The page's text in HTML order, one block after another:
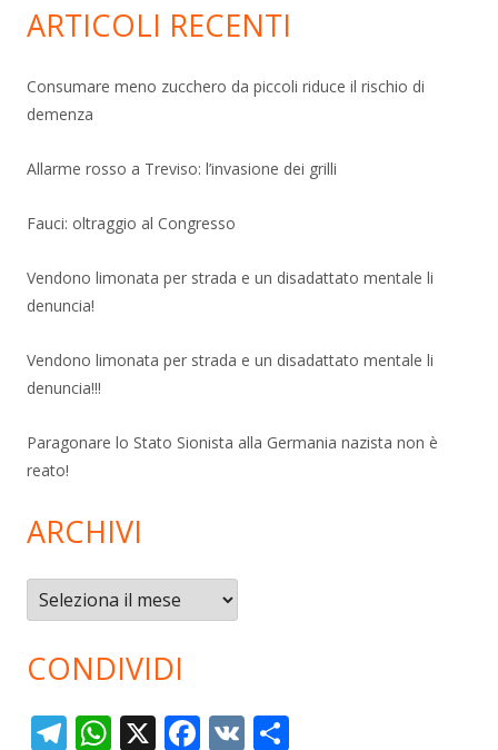
ARTICOLI RECENTI
Consumare meno zucchero da piccoli riduce il rischio di
demenza
Allarme rosso a Treviso: l’invasione dei grilli
Fauci: oltraggio al Congresso
Vendono limonata per strada e un disadattato mentale li
denuncia!
Vendono limonata per strada e un disadattato mentale li
denuncia!!!
Paragonare lo Stato Sionista alla Germania nazista non è
reato!
ARCHIVI
Archivi
CONDIVIDI
T W X F V